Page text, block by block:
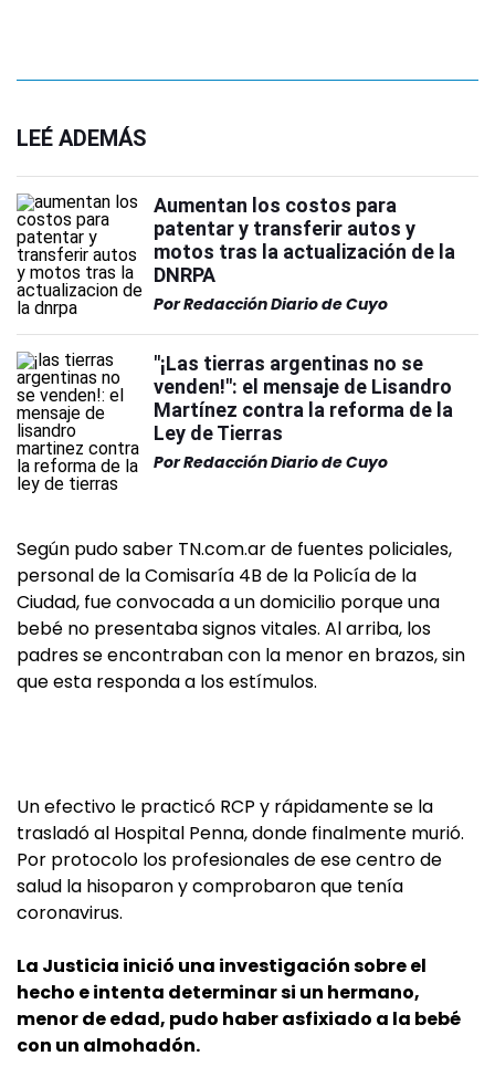
LEÉ ADEMÁS
Aumentan los costos para
patentar y transferir autos y
motos tras la actualización de la
DNRPA
PorRedacción Diario de Cuyo
"¡Las tierras argentinas no se
venden!": el mensaje de Lisandro
Martínez contra la reforma de la
Ley de Tierras
PorRedacción Diario de Cuyo
Según pudo saber TN.com.ar de fuentes policiales,
personal de la Comisaría 4B de la Policía de la
Ciudad, fue convocada a un domicilio porque una
bebé no presentaba signos vitales. Al arriba, los
padres se encontraban con la menor en brazos, sin
que esta responda a los estímulos.
Un efectivo le practicó RCP y rápidamente se la
trasladó al Hospital Penna, donde finalmente murió.
Por protocolo los profesionales de ese centro de
salud la hisoparon y comprobaron que tenía
coronavirus.
La Justicia inició una investigación sobre el
hecho e intenta determinar si un hermano,
menor de edad, pudo haber asfixiado a la bebé
con un almohadón.